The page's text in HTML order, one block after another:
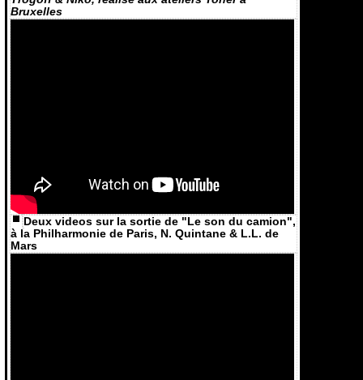
Bruxelles
Deux videos sur la sortie de "Le son du camion",
à la Philharmonie de Paris, N. Quintane & L.L. de
Mars